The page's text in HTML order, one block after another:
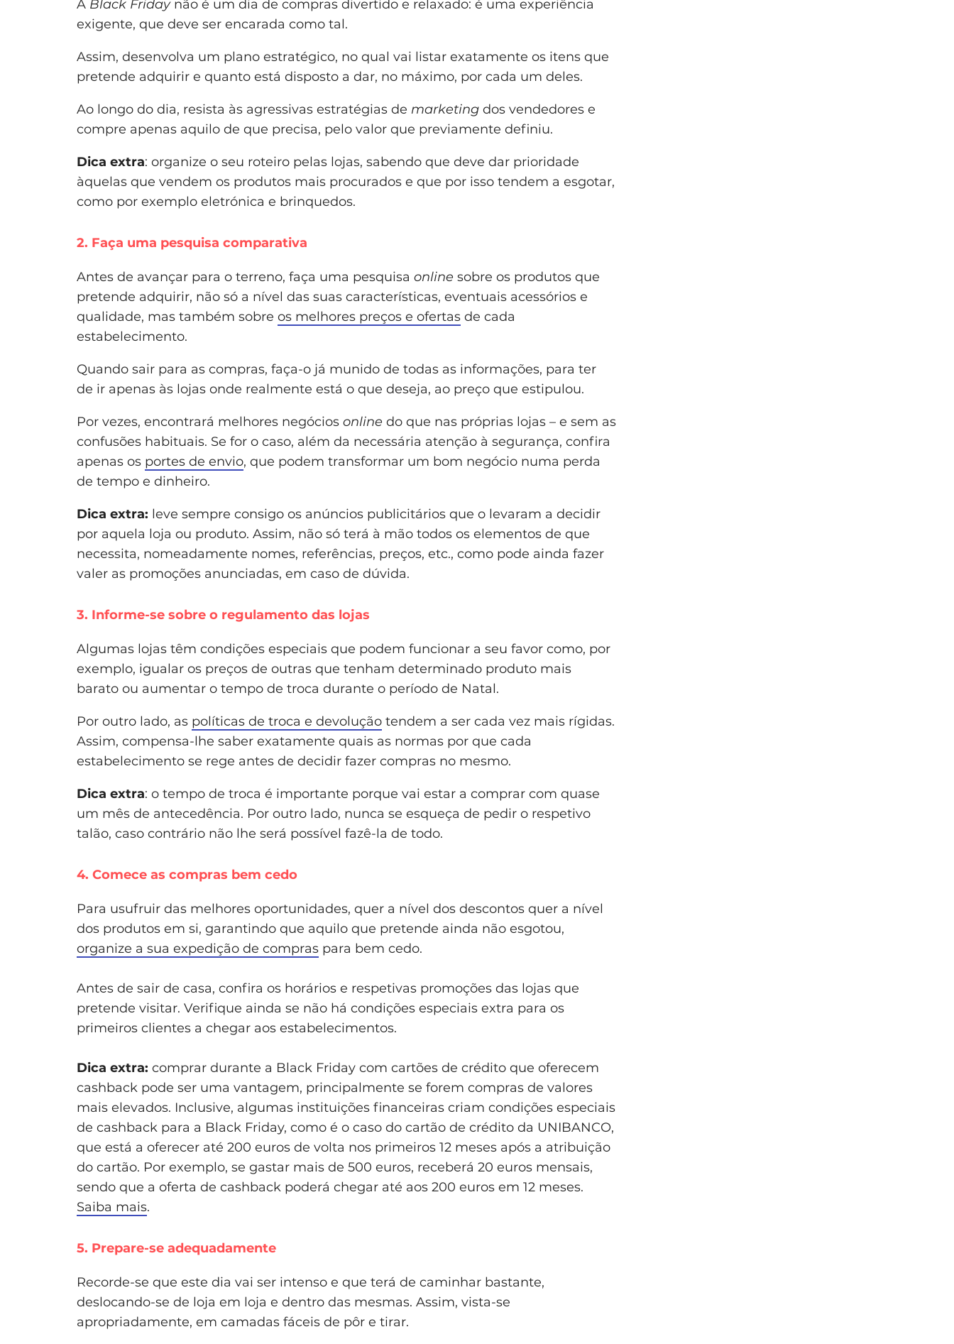
A Black Fridaynão é um dia de compras divertido e relaxado: é uma experiência
exigente, que deve ser encarada como tal.
Assim, desenvolva um plano estratégico, no qual vai listar exatamente os itens que
pretende adquirir e quanto está disposto a dar, no máximo, por cada um deles.
Ao longo do dia, resista às agressivas estratégias de marketing dos vendedores e
compre apenas aquilo de que precisa, pelo valor que previamente definiu.
Dica extra: organize o seu roteiro pelas lojas, sabendo que deve dar prioridade
àquelas que vendem os produtos mais procurados e que por isso tendem a esgotar,
como por exemplo eletrónica e brinquedos.
2. Faça uma pesquisa comparativa
Antes de avançar para o terreno, faça uma pesquisa online sobre os produtos que
pretende adquirir, não só a nível das suas características, eventuais acessórios e
qualidade, mas também sobre os melhores preços e ofertas de cada
estabelecimento.
Quando sair para as compras, faça-o já munido de todas as informações, para ter
de ir apenas às lojas onde realmente está o que deseja, ao preço que estipulou.
Por vezes, encontrará melhores negócios online do que nas próprias lojas – e sem as
confusões habituais. Se for o caso, além da necessária atenção à segurança, confira
apenas os portes de envio, que podem transformar um bom negócio numa perda
de tempo e dinheiro.
Dica extra: leve sempre consigo os anúncios publicitários que o levaram a decidir
por aquela loja ou produto. Assim, não só terá à mão todos os elementos de que
necessita, nomeadamente nomes, referências, preços, etc., como pode ainda fazer
valer as promoções anunciadas, em caso de dúvida.
3. Informe-se sobre o regulamento das lojas
Algumas lojas têm condições especiais que podem funcionar a seu favor como, por
exemplo, igualar os preços de outras que tenham determinado produto mais
barato ou aumentar o tempo de troca durante o período de Natal.
Por outro lado, as políticas de troca e devolução tendem a ser cada vez mais rígidas.
Assim, compensa-lhe saber exatamente quais as normas por que cada
estabelecimento se rege antes de decidir fazer compras no mesmo.
Dica extra: o tempo de troca é importante porque vai estar a comprar com quase
um mês de antecedência. Por outro lado, nunca se esqueça de pedir o respetivo
talão, caso contrário não lhe será possível fazê-la de todo.
4. Comece as compras bem cedo
Para usufruir das melhores oportunidades, quer a nível dos descontos quer a nível
dos produtos em si, garantindo que aquilo que pretende ainda não esgotou,
organize a sua expedição de compras para bem cedo.
Antes de sair de casa, confira os horários e respetivas promoções das lojas que
pretende visitar. Verifique ainda se não há condições especiais extra para os
primeiros clientes a chegar aos estabelecimentos.
Dica extra: comprar durante a Black Friday com cartões de crédito que oferecem
cashback pode ser uma vantagem, principalmente se forem compras de valores
mais elevados. Inclusive, algumas instituições financeiras criam condições especiais
de cashback para a Black Friday, como é o caso do cartão de crédito da UNIBANCO,
que está a oferecer até 200 euros de volta nos primeiros 12 meses após a atribuição
do cartão. Por exemplo, se gastar mais de 500 euros, receberá 20 euros mensais,
sendo que a oferta de cashback poderá chegar até aos 200 euros em 12 meses.
Saiba mais.
5. Prepare-se adequadamente
Recorde-se que este dia vai ser intenso e que terá de caminhar bastante,
deslocando-se de loja em loja e dentro das mesmas. Assim, vista-se
apropriadamente, em camadas fáceis de pôr e tirar.